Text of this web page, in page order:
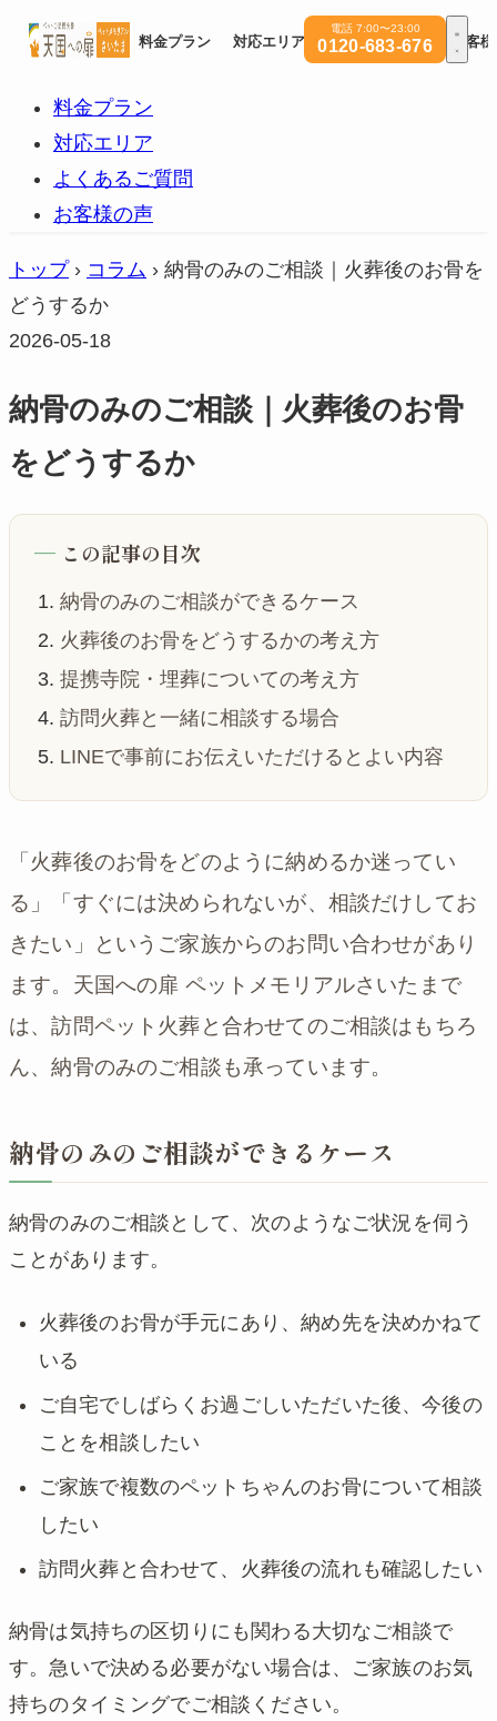
料金プラン 対応エリア よくあるご質問 お客
電話 7:00〜23:00
0120-683-676
料金プラン
対応エリア
よくあるご質問
お客様の声
トップ › コラム › 納骨のみのご相談｜火葬後のお骨を
どうするか
2026-05-18
納骨のみのご相談｜火葬後のお骨
をどうするか
この記事の目次
納骨のみのご相談ができるケース
火葬後のお骨をどうするかの考え方
提携寺院・埋葬についての考え方
訪問火葬と一緒に相談する場合
LINEで事前にお伝えいただけるとよい内容
「火葬後のお骨をどのように納めるか迷ってい
る」「すぐには決められないが、相談だけしてお
きたい」というご家族からのお問い合わせがあり
ます。天国への扉 ペットメモリアルさいたまで
は、訪問ペット火葬と合わせてのご相談はもちろ
ん、納骨のみのご相談も承っています。
納骨のみのご相談ができるケース
納骨のみのご相談として、次のようなご状況を伺う
ことがあります。
火葬後のお骨が手元にあり、納め先を決めかねて
いる
ご自宅でしばらくお過ごしいただいた後、今後の
ことを相談したい
ご家族で複数のペットちゃんのお骨について相談
したい
訪問火葬と合わせて、火葬後の流れも確認したい
納骨は気持ちの区切りにも関わる大切なご相談で
す。急いで決める必要がない場合は、ご家族のお気
持ちのタイミングでご相談ください。